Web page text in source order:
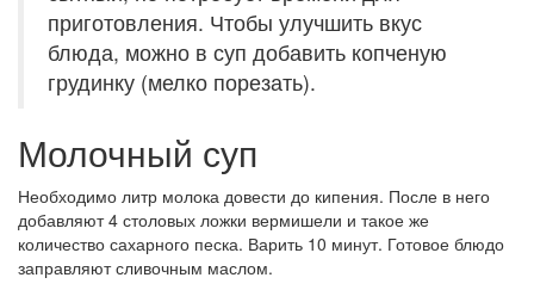
приготовления. Чтобы улучшить вкус
блюда, можно в суп добавить копченую
грудинку (мелко порезать).
Молочный суп
Необходимо литр молока довести до кипения. После в него
добавляют 4 столовых ложки вермишели и такое же
количество сахарного песка. Варить 10 минут. Готовое блюдо
заправляют сливочным маслом.